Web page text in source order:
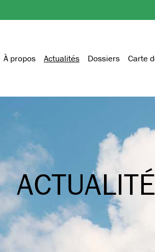
À propos Actualités Dossiers Carte